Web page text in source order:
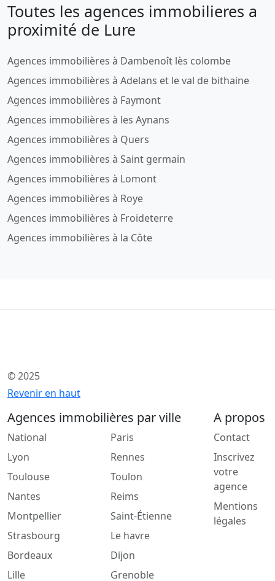
Toutes les agences immobilieres a
proximité de Lure
Agences immobilières à Dambenoît lès colombe
Agences immobilières à Adelans et le val de bithaine
Agences immobilières à Faymont
Agences immobilières à les Aynans
Agences immobilières à Quers
Agences immobilières à Saint germain
Agences immobilières à Lomont
Agences immobilières à Roye
Agences immobilières à Froideterre
Agences immobilières à la Côte
© 2025
Revenir en haut
Agences immobilières par ville
National
Lyon
Toulouse
Nantes
Montpellier
Strasbourg
Bordeaux
Lille
Paris
Rennes
Toulon
Reims
Saint-Étienne
Le havre
Dijon
Grenoble
A propos
Contact
Inscrivez
votre
agence
Mentions
légales